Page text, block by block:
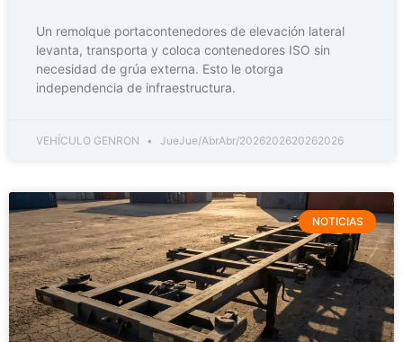
Un remolque portacontenedores de elevación lateral
levanta, transporta y coloca contenedores ISO sin
necesidad de grúa externa. Esto le otorga
independencia de infraestructura.
VEHÍCULO GENRON JueJue/AbrAbr/2026202620262026
NOTICIAS